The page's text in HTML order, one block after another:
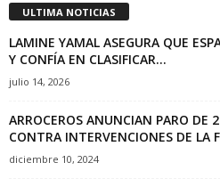
ULTIMA NOTICIAS
LAMINE YAMAL ASEGURA QUE
Y CONFÍA EN CLASIFICAR...
julio 14, 2026
ARROCEROS ANUNCIAN PARO DE
CONTRA INTERVENCIONES DE LA
diciembre 10, 2024